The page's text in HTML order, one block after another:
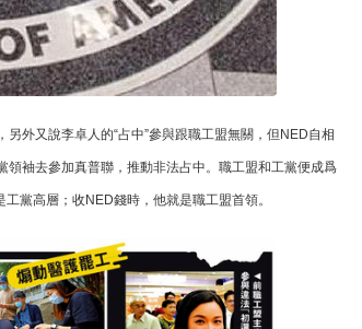
外又說李卓人的“占中”參與跟職工盟無關，但NED自相
袖去參加真普聯，推動非法占中。職工盟和工黨便成爲
黨高層；收NED錢時，他就是職工盟首領。